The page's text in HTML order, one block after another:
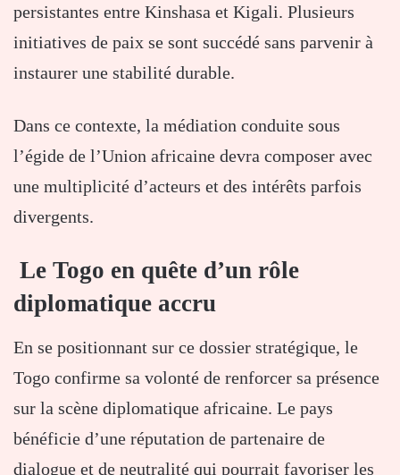
persistantes entre Kinshasa et Kigali. Plusieurs
initiatives de paix se sont succédé sans parvenir à
instaurer une stabilité durable.
Dans ce contexte, la médiation conduite sous
l’égide de l’Union africaine devra composer avec
une multiplicité d’acteurs et des intérêts parfois
divergents.
Le Togo en quête d’un rôle
diplomatique accru
En se positionnant sur ce dossier stratégique, le
Togo confirme sa volonté de renforcer sa présence
sur la scène diplomatique africaine. Le pays
bénéficie d’une réputation de partenaire de
dialogue et de neutralité qui pourrait favoriser les